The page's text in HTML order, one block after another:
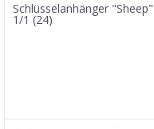
Schlüsselanhänger "Sheep"
1/1 (24)